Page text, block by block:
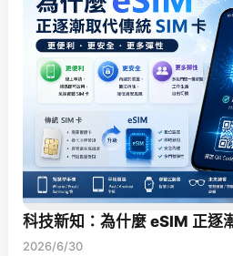
科技新知：為什麼 eSIM 正逐
2026/6/30